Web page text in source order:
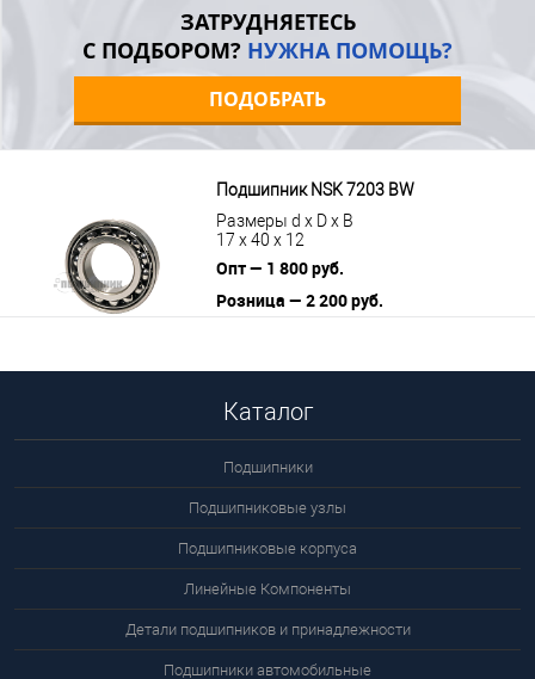
ЗАТРУДНЯЕТЕСЬ
С ПОДБОРОМ? НУЖНА ПОМОЩЬ?
ПОДОБРАТЬ
Подшипник NSK 7203 BW
Размеры d x D x B
17 x 40 x 12
Опт — 1 800 руб.
Розница — 2 200 руб.
Каталог
Подшипники
Подшипниковые узлы
Подшипниковые корпуса
Линейные Компоненты
Детали подшипников и принадлежности
Подшипники автомобильные